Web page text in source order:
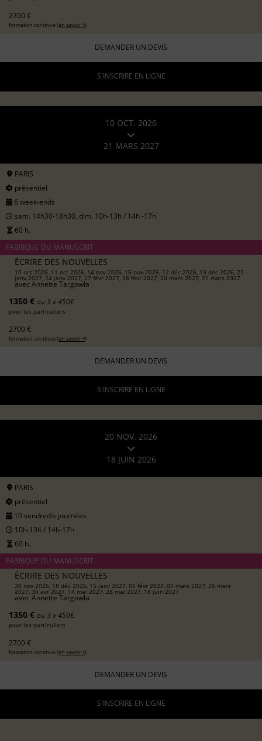
2700 €
formation continue (en savoir +)
DEMANDER UN DEVIS
S'INSCRIRE EN LIGNE
10 OCT. 2026
21 MARS 2027
PARIS
présentiel
6 week-ends
sam. 14h30-18h30, dim. 10h-13h / 14h -17h
60 h.
FABRIQUE DU MANUSCRIT
ÉCRIRE DES NOUVELLES
10 oct 2026, 11 oct 2026, 14 nov 2026, 15 nov 2026, 12 déc 2026, 13 déc 2026, 23
janv 2027, 24 janv 2027, 27 févr 2027, 28 févr 2027, 20 mars 2027, 21 mars 2027
avec Annette Targowla
1350 € ou 3 x 450€
pour les particuliers
2700 €
formation continue (en savoir +)
DEMANDER UN DEVIS
S'INSCRIRE EN LIGNE
20 NOV. 2026
18 JUIN 2026
PARIS
présentiel
10 vendredis journées
10h-13h / 14h-17h
60 h.
FABRIQUE DU MANUSCRIT
ÉCRIRE DES NOUVELLES
20 nov 2026, 18 déc 2026, 15 janv 2027, 05 févr 2027, 05 mars 2027, 26 mars
2027, 30 avr 2027, 14 mai 2027, 28 mai 2027, 18 juin 2027
avec Annette Targowla
1350 € ou 3 x 450€
pour les particuliers
2700 €
formation continue (en savoir +)
DEMANDER UN DEVIS
S'INSCRIRE EN LIGNE